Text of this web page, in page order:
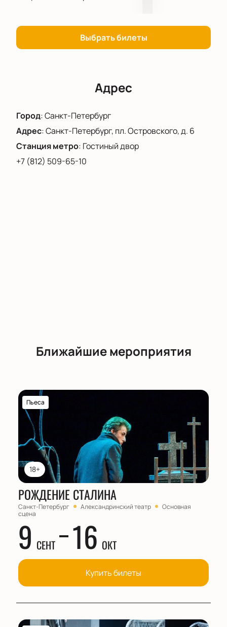
Выбрать билеты
Адрес
Город:Санкт-Петербург
Адрес:Санкт-Петербург, пл. Островского, д. 6
Станция метро: Гостиный двор
+7 (812) 509-65-10
Ближайшие мероприятия
18+
Пьеса
РОЖДЕНИЕ СТАЛИНА
Санкт-Петербург Александринский театр
Основная
сцена
9 СЕНТ 16 ОКТ
Купить билеты